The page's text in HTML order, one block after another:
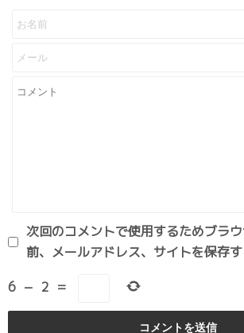
次回のコメントで使用するためブラ
前、メールアドレス、サイトを保存す
6 − 2 =